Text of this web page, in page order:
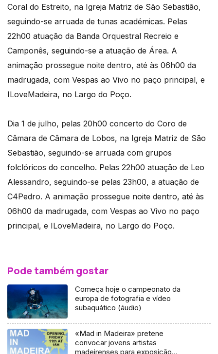
Coral do Estreito, na Igreja Matriz de São Sebastião,
seguindo-se arruada de tunas académicas. Pelas
22h00 atuação da Banda Orquestral Recreio e
Camponês, seguindo-se a atuação de Área. A
animação prossegue noite dentro, até às 06h00 da
madrugada, com Vespas ao Vivo no paço principal, e
ILoveMadeira, no Largo do Poço.
Dia 1 de julho, pelas 20h00 concerto do Coro de
Câmara de Câmara de Lobos, na Igreja Matriz de São
Sebastião, seguindo-se arruada com grupos
folclóricos do concelho. Pelas 22h00 atuação de Leo
Alessandro, seguindo-se pelas 23h00, a atuação de
C4Pedro. A animação prossegue noite dentro, até às
06h00 da madrugada, com Vespas ao Vivo no paço
principal, e ILoveMadeira, no Largo do Poço.
Pode também gostar
Começa hoje o campeonato da
europa de fotografia e vídeo
subaquático (áudio)
«Mad in Madeira» pretene
convocar jovens artistas
madeirenses para exposição